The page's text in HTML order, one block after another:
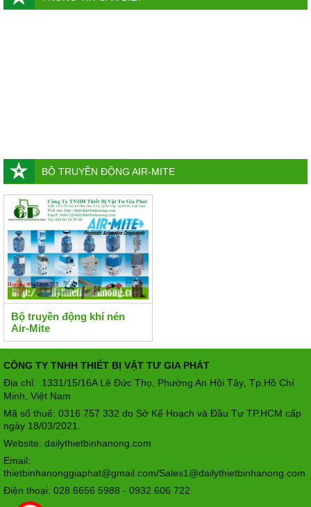
BỘ TRUYỀN ĐỘNG AIR-MITE
Bộ truyền động khí nén
Air-Mite
CÔNG TY TNHH THIẾT BỊ VẬT TƯ GIA PHÁT
Địa chỉ: 1331/15/16A Lê Đức Thọ, Phường An Hội Tây Tp.Hồ Chí
Minh, Việt Nam
Mã số thuế: 0316 757 332 do Sở Kế Hoạch và Đầu Tư TP.HCM cấp
ngày 18/03/2021.
Website: dailythietbinhanong.com
Email:
thietbinhanonggiaphat@gmail.com/Sales1@dailythietbinhanong.com
Điện thoại: 028 6656 5988 - 0932 606 722